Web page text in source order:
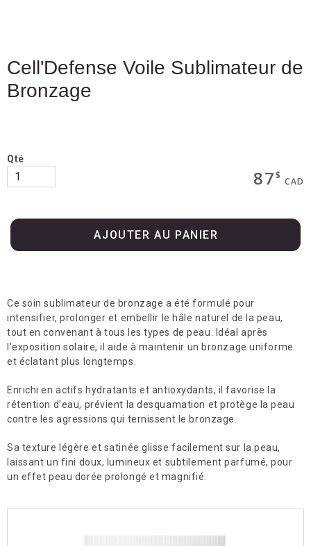
Cell'Defense Voile Sublimateur de
Bronzage
Qté
87$
CAD
AJOUTER AU PANIER
Ce soin sublimateur de bronzage a été formulé pour
intensifier, prolonger et embellir le hâle naturel de la peau,
tout en convenant à tous les types de peau. Idéal après
l’exposition solaire, il aide à maintenir un bronzage uniforme
et éclatant plus longtemps.
Enrichi en actifs hydratants et antioxydants, il favorise la
rétention d’eau, prévient la desquamation et protège la peau
contre les agressions qui ternissent le bronzage.
Sa texture légère et satinée glisse facilement sur la peau,
laissant un fini doux, lumineux et subtilement parfumé, pour
un effet peau dorée prolongé et magnifié.
Mon panier
Consultation et analyse de peau
Épilation laser
Soin Bela MD 5-en-1
Radiofréquence
Microneedling
Soins du visage Esthederm
Soins du visage Aquafolia
Soin Me Line
Soin Biocompatible Davincia
Fils tenseurs et Peeling Thesera